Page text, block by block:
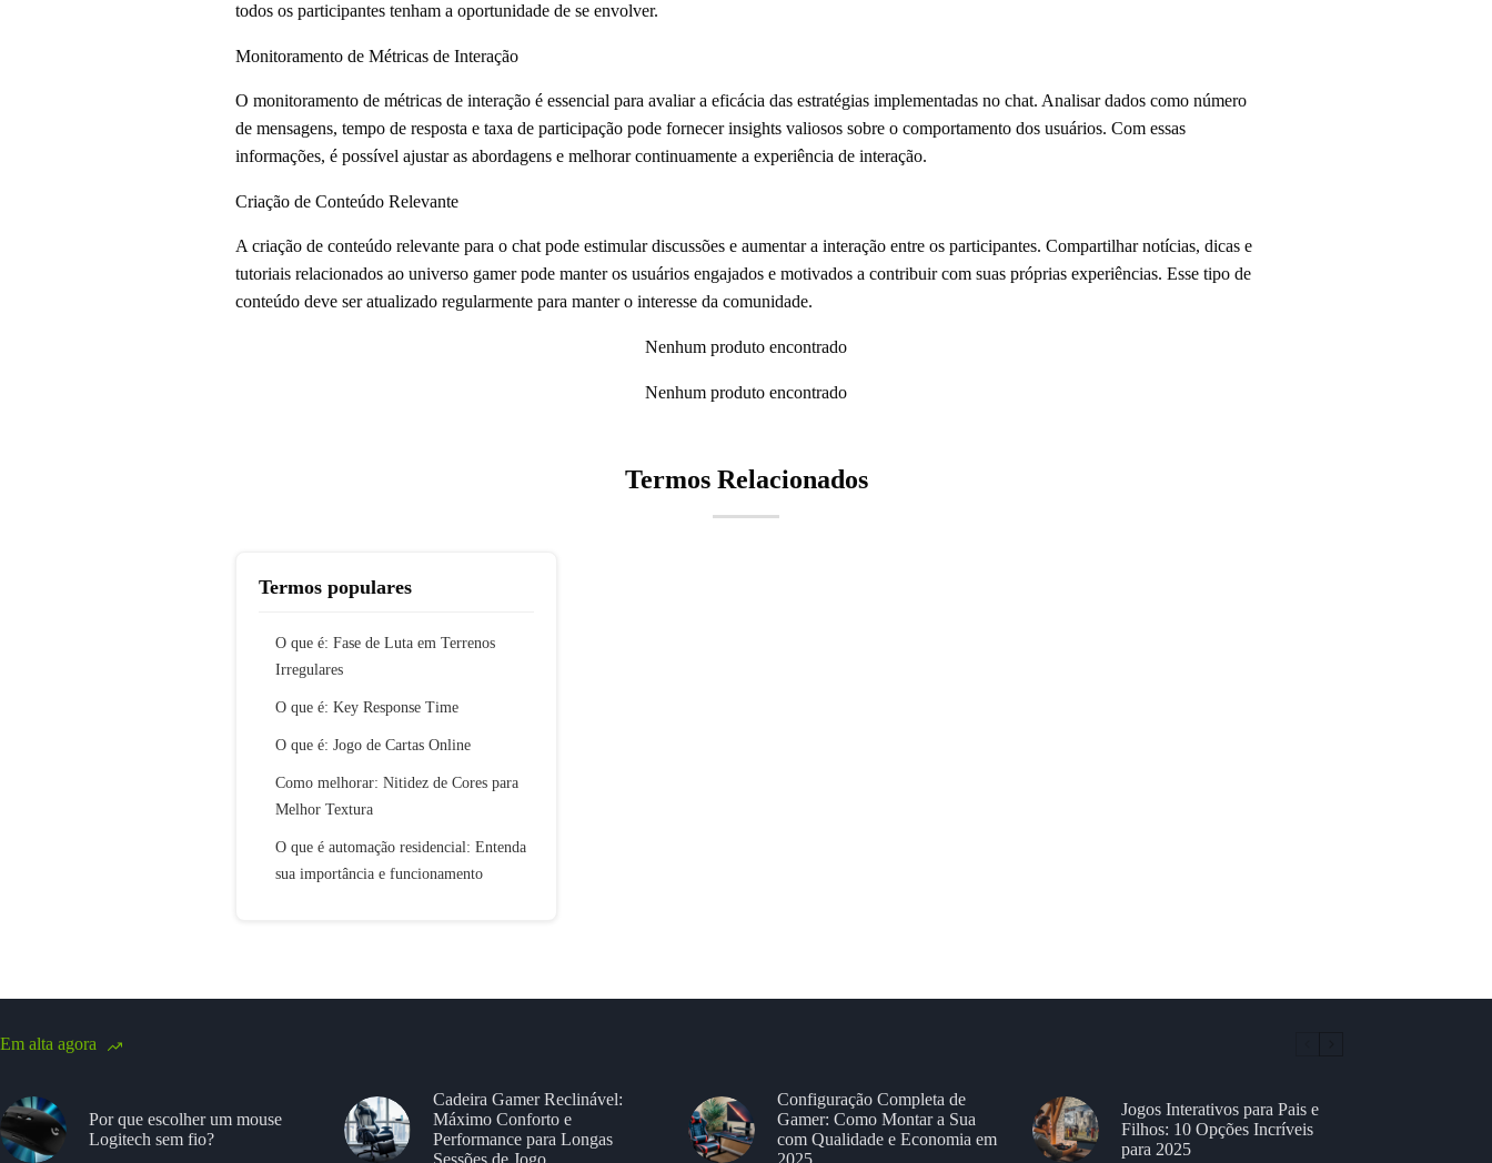
todos os participantes tenham a oportunidade de se envolver.
Monitoramento de Métricas de Interação
O monitoramento de métricas de interação é essencial para avaliar a eficácia das estratégias implementadas no chat. Analisar dados como número
de mensagens, tempo de resposta e taxa de participação pode fornecer insights valiosos sobre o comportamento dos usuários. Com essas
informações, é possível ajustar as abordagens e melhorar continuamente a experiência de interação.
Criação de Conteúdo Relevante
A criação de conteúdo relevante para o chat pode estimular discussões e aumentar a interação entre os participantes. Compartilhar notícias, dicas e
tutoriais relacionados ao universo gamer pode manter os usuários engajados e motivados a contribuir com suas próprias experiências. Esse tipo de
conteúdo deve ser atualizado regularmente para manter o interesse da comunidade.
Nenhum produto encontrado
Nenhum produto encontrado
Termos Relacionados
Termos populares
O que é: Fase de Luta em Terrenos
Irregulares
O que é: Key Response Time
O que é: Jogo de Cartas Online
Como melhorar: Nitidez de Cores para
Melhor Textura
O que é automação residencial: Entenda
sua importância e funcionamento
Em alta agora
Por que escolher um mouse
Logitech sem fio?
Cadeira Gamer Reclinável:
Máximo Conforto e
Performance para Longas
Sessões de Jogo
Configuração Completa de
Gamer: Como Montar a Sua
com Qualidade e Economia em
2025
Jogos Interativos para Pais e
Filhos: 10 Opções Incríveis
para 2025